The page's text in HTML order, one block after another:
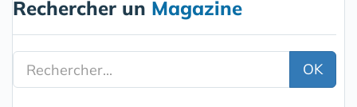
Rechercher un Magazine
OK